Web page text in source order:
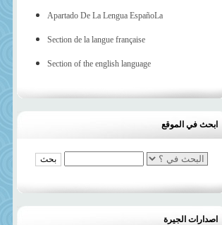
Apartado De La Lengua EspañoLa
Section de la langue française
Section of the english language
ابحث في الموقع
اصدارات الجيرة